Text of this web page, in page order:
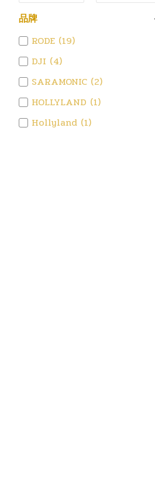
品牌
RODE (19)
DJI (4)
SARAMONIC (2)
HOLLYLAND (1)
Hollyland (1)